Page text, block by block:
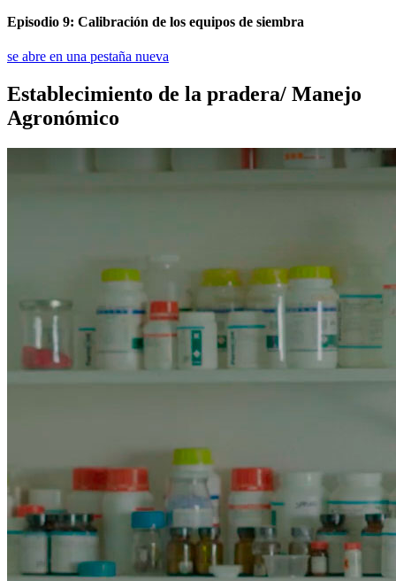
Episodio 9: Calibración de los equipos de siembra
se abre en una pestaña nueva
Establecimiento de la pradera/ Manejo
Agronómico